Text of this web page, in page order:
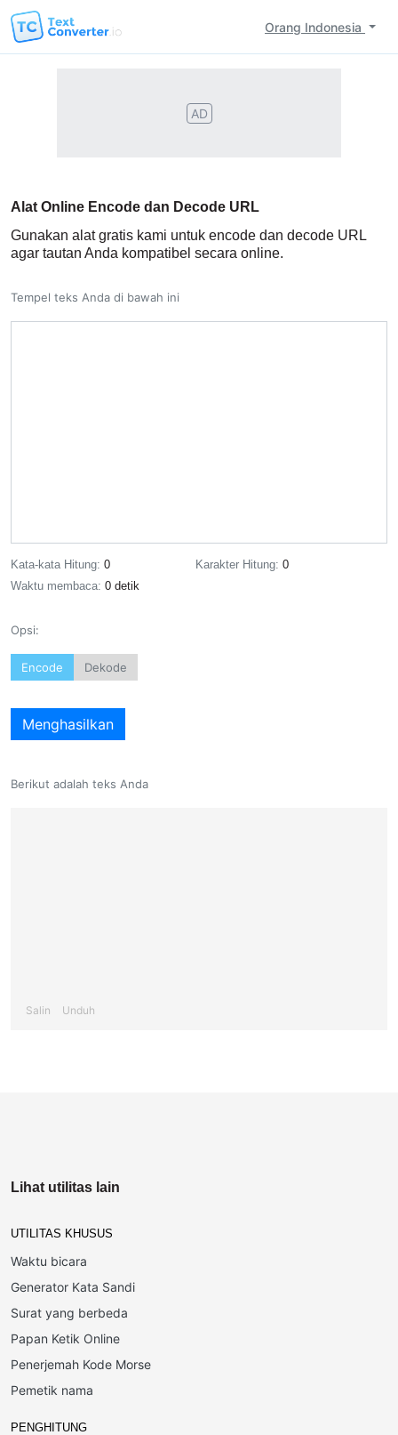
Orang Indonesia
AD
Alat Online Encode dan Decode URL
Gunakan alat gratis kami untuk encode dan decode URL
agar tautan Anda kompatibel secara online.
Tempel teks Anda di bawah ini
Kata-kata Hitung: 0 Karakter Hitung: 0
Waktu membaca: 0 detik
Opsi:
Encode Dekode
Berikut adalah teks Anda
Salin Unduh
Menghasilkan
Lihat utilitas lain
UTILITAS KHUSUS
Waktu bicara
Generator Kata Sandi
Surat yang berbeda
Papan Ketik Online
Penerjemah Kode Morse
Pemetik nama
PENGHITUNG